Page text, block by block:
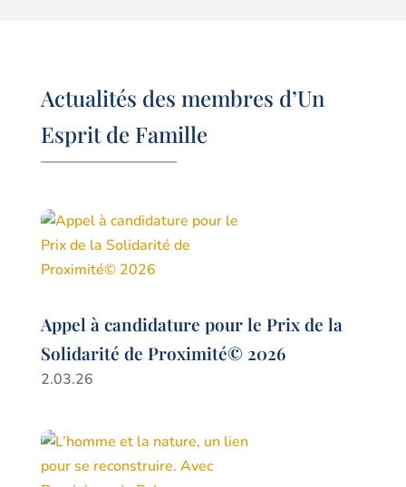
Actualités des membres d’Un
Esprit de Famille
Appel à candidature pour le Prix de la
Solidarité de Proximité© 2026
2.03.26